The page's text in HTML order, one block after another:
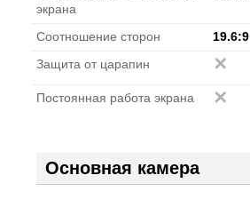
экрана
Соотношение сторон
19.6:9
Защита от царапин
Постоянная работа экрана
Основная камера